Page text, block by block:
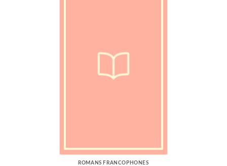
ROMANS FRANCOPHONES